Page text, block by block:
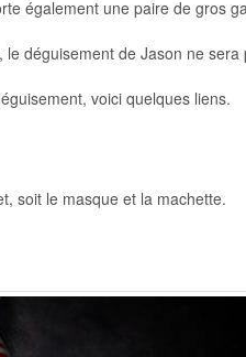
également une paire de gros
déguisement de Jason ne sera
voici quelques liens.
soit le masque et la machette.